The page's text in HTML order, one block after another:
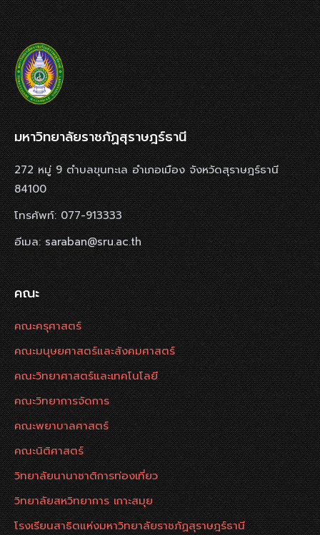
มหาวิทยาลัยราชภัฏสุราษฎร์ธานี
272 หมู่ 9 ตำบลขุนทะเล อำเภอเมือง จังหวัดสุราษฎร์ธานี
84100
โทรศัพท์: 077-913333
อีเมล: saraban@sru.ac.th
คณะ
คณะครุศาสตร์
คณะมนุษยศาสตร์และสังคมศาสตร์
คณะวิทยาศาสตร์และเทคโนโลยี
คณะวิทยาการจัดการ
คณะพยาบาลศาสตร์
คณะนิติศาสตร์
วิทยาลัยนานาชาติการท่องเที่ยว
วิทยาลัยสหวิทยาการ เกาะสมุย
โรงเรียนสาธิตแห่งมหาวิทยาลัยราชภัฏสุราษฎร์ธานี